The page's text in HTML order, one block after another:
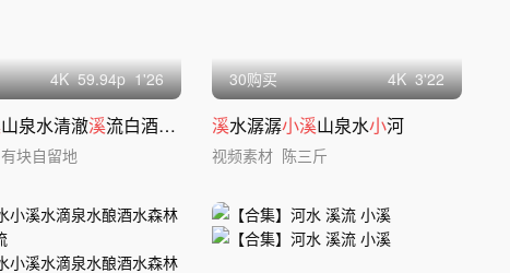
4K 59.94p 1'26
山泉水清澈溪流白酒酿酒流水
有块自留地
30购买 4K 3'22
溪水潺潺小溪山泉水小河
视频素材 陈三斤